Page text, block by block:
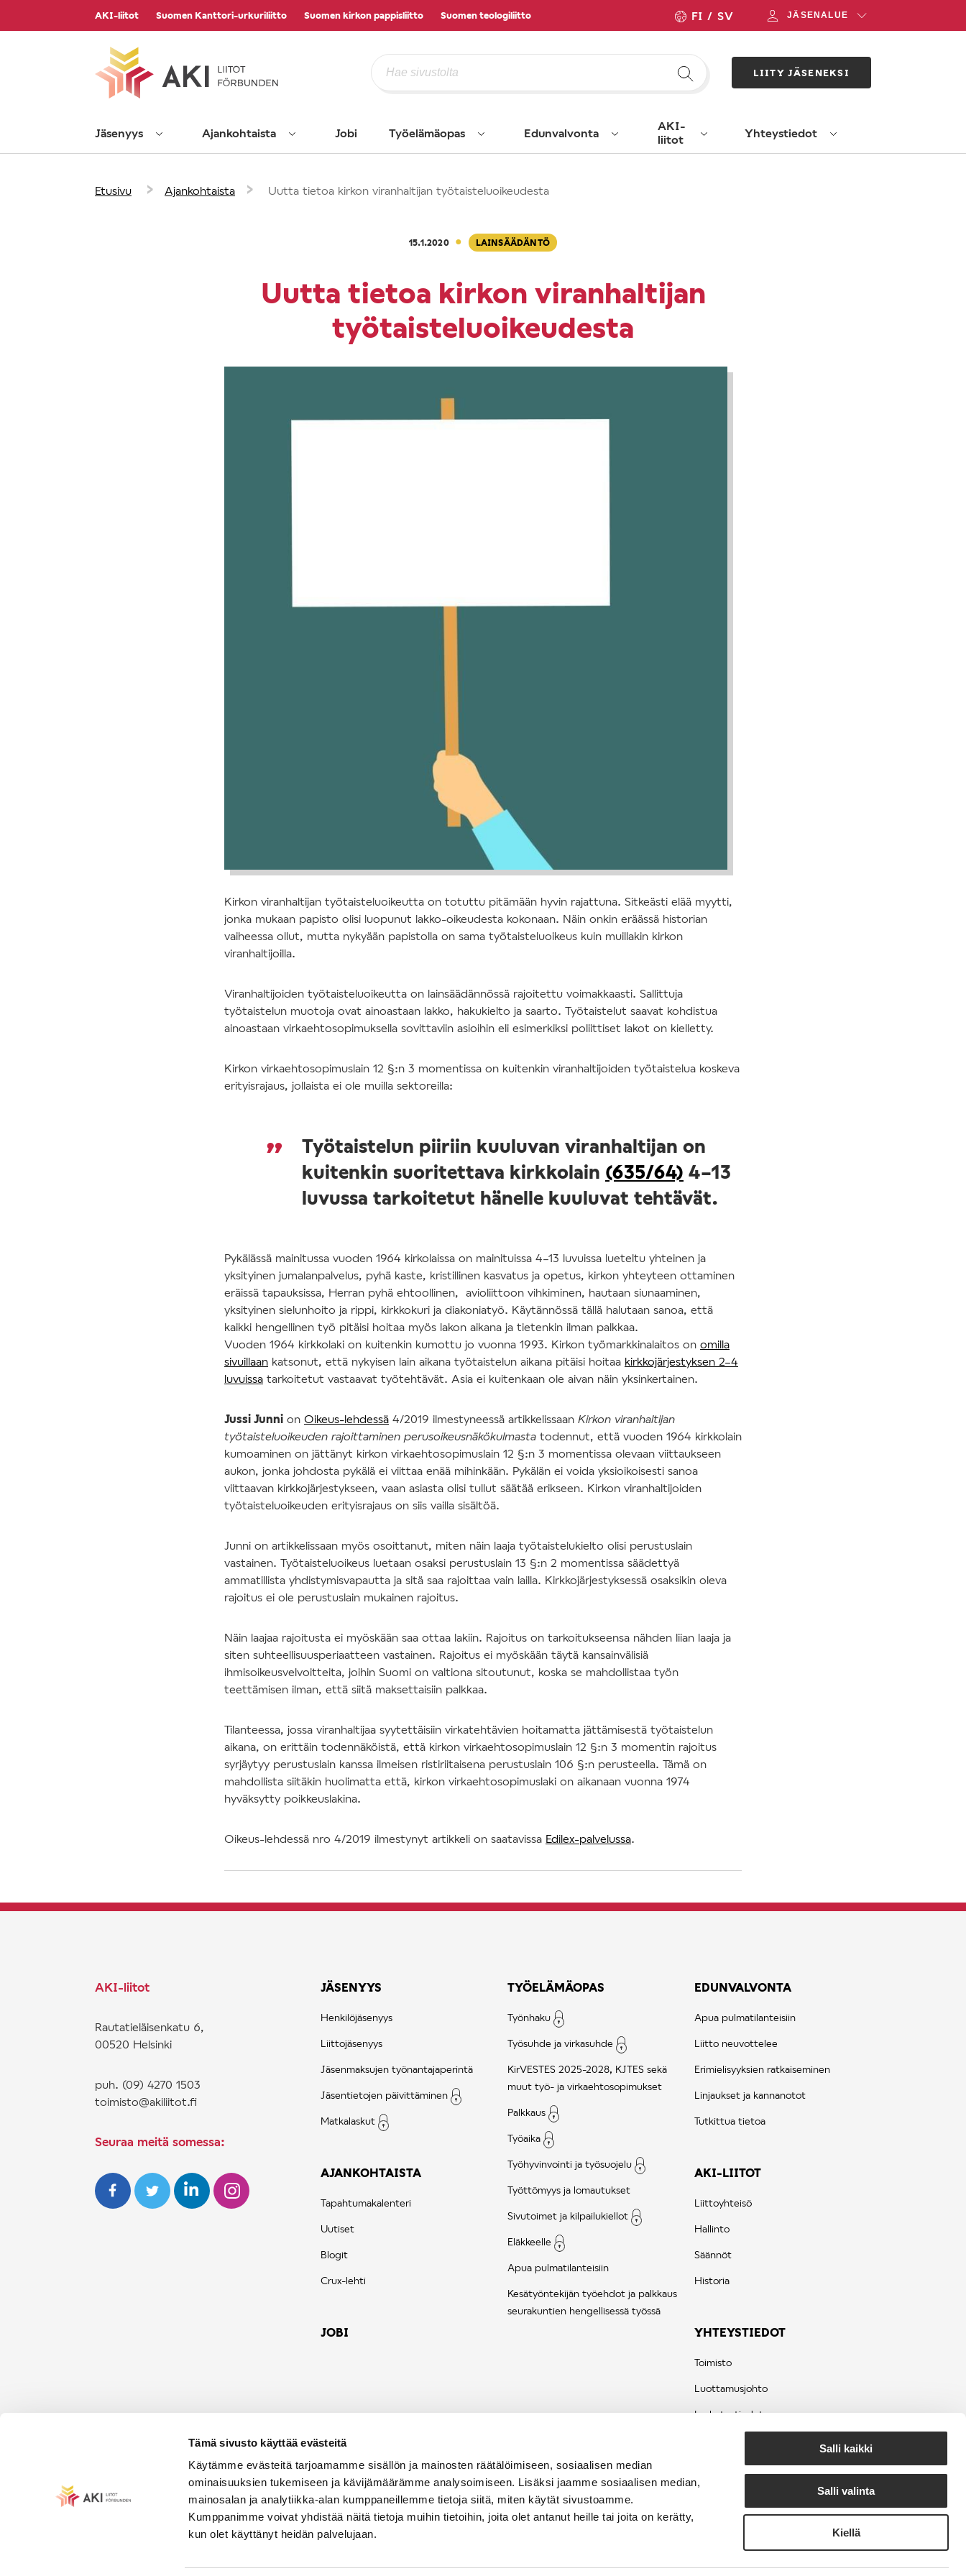
Tämä sivusto käyttää evästeitä
Käytämme evästeitä tarjoamamme sisällön ja mainosten räätälöimiseen, sosiaalisen median
ominaisuuksien tukemiseen ja kävijämäärämme analysoimiseen. Lisäksi jaamme sosiaalisen median,
mainosalan ja analytiikka-alan kumppaneillemme tietoja siitä, miten käytät sivustoamme.
Kumppanimme voivat yhdistää näitä tietoja muihin tietoihin, joita olet antanut heille tai joita on kerätty,
kun olet käyttänyt heidän palvelujaan.
Salli kaikki
Salli valinta
Kiellä
AKI-liitot Suomen Kanttori-urkuriliitto Suomen kirkon pappisliitto Suomen teologiliitto FI SV JÄSENALUE
LIITY JÄSENEKSI
Jäsenyys Ajankohtaista Jobi Työelämäopas Edunvalvonta
AKI-
liitot
Yhteystiedot
Etusivu › Ajankohtaista › Uutta tietoa kirkon viranhaltijan työtaisteluoikeudesta
15.1.2020· LAINSÄÄDÄNTÖ
Uutta tietoa kirkon viranhaltijan
työtaisteluoikeudesta
Kirkon viranhaltijan työtaisteluoikeutta on totuttu pitämään hyvin rajattuna. Sitkeästi elää myytti,
jonka mukaan papisto olisi luopunut lakko-oikeudesta kokonaan. Näin onkin eräässä historian
vaiheessa ollut, mutta nykyään papistolla on sama työtaisteluoikeus kuin muillakin kirkon
viranhaltijoilla.
Viranhaltijoiden työtaisteluoikeutta on lainsäädännössä rajoitettu voimakkaasti. Sallittuja
työtaistelun muotoja ovat ainoastaan lakko, hakukielto ja saarto. Työtaistelut saavat kohdistua
ainoastaan virkaehtosopimuksella sovittaviin asioihin eli esimerkiksi poliittiset lakot on kielletty.
Kirkon virkaehtosopimuslain 12 §:n 3 momentissa on kuitenkin viranhaltijoiden työtaistelua koskeva
erityisrajaus, jollaista ei ole muilla sektoreilla:
Työtaistelun piiriin kuuluvan viranhaltijan on
kuitenkin suoritettava kirkkolain (635/64) 4–13
luvussa tarkoitetut hänelle kuuluvat tehtävät.
Pykälässä mainitussa vuoden 1964 kirkolaissa on mainituissa 4–13 luvuissa lueteltu yhteinen ja
yksityinen jumalanpalvelus, pyhä kaste, kristillinen kasvatus ja opetus, kirkon yhteyteen ottaminen
eräissä tapauksissa, Herran pyhä ehtoollinen, avioliittoon vihkiminen, hautaan siunaaminen,
yksityinen sielunhoito ja rippi, kirkkokuri ja diakoniatyö. Käytännössä tällä halutaan sanoa, että
kaikki hengellinen työ pitäisi hoitaa myös lakon aikana ja tietenkin ilman palkkaa.
Vuoden 1964 kirkkolaki on kuitenkin kumottu jo vuonna 1993. Kirkon työmarkkinalaitos on omilla
sivuillaan katsonut, että nykyisen lain aikana työtaistelun aikana pitäisi hoitaa kirkkojärjestyksen 2–4
luvuissa tarkoitetut vastaavat työtehtävät. Asia ei kuitenkaan ole aivan näin yksinkertainen.
Jussi Junni on Oikeus-lehdessä 4/2019 ilmestyneessä artikkelissaan Kirkon viranhaltijan
työtaisteluoikeuden rajoittaminen perusoikeusnäkökulmasta todennut, että vuoden 1964 kirkkolain
kumoaminen on jättänyt kirkon virkaehtosopimuslain 12 §:n 3 momentissa olevaan viittaukseen
aukon, jonka johdosta pykälä ei viittaa enää mihinkään. Pykälän ei voida yksioikoisesti sanoa
viittaavan kirkkojärjestykseen, vaan asiasta olisi tullut säätää erikseen. Kirkon viranhaltijoiden
työtaisteluoikeuden erityisrajaus on siis vailla sisältöä.
Junni on artikkelissaan myös osoittanut, miten näin laaja työtaistelukielto olisi perustuslain
vastainen. Työtaisteluoikeus luetaan osaksi perustuslain 13 §:n 2 momentissa säädettyä
ammatillista yhdistymisvapautta ja sitä saa rajoittaa vain lailla. Kirkkojärjestyksessä osaksikin oleva
rajoitus ei ole perustuslain mukainen rajoitus.
Näin laajaa rajoitusta ei myöskään saa ottaa lakiin. Rajoitus on tarkoitukseensa nähden liian laaja ja
siten suhteellisuusperiaatteen vastainen. Rajoitus ei myöskään täytä kansainvälisiä
ihmisoikeusvelvoitteita, joihin Suomi on valtiona sitoutunut, koska se mahdollistaa työn
teettämisen ilman, että siitä maksettaisiin palkkaa.
Tilanteessa, jossa viranhaltijaa syytettäisiin virkatehtävien hoitamatta jättämisestä työtaistelun
aikana, on erittäin todennäköistä, että kirkon virkaehtosopimuslain 12 §:n 3 momentin rajoitus
syrjäytyy perustuslain kanssa ilmeisen ristiriitaisena perustuslain 106 §:n perusteella. Tämä on
mahdollista siitäkin huolimatta että, kirkon virkaehtosopimuslaki on aikanaan vuonna 1974
hyväksytty poikkeuslakina.
Oikeus-lehdessä nro 4/2019 ilmestynyt artikkeli on saatavissa Edilex-palvelussa.
AKI-liitot
Rautatieläisenkatu 6,
00520 Helsinki
puh. (09) 4270 1503
toimisto@akiliitot.fi
Seuraa meitä somessa:
JÄSENYYS
Henkilöjäsenyys
Liittojäsenyys
Jäsenmaksujen työnantajaperintä
Jäsentietojen päivittäminen
Matkalaskut
AJANKOHTAISTA
Tapahtumakalenteri
Uutiset
Blogit
Crux-lehti
JOBI
TYÖELÄMÄOPAS
Työnhaku
Työsuhde ja virkasuhde
KirVESTES 2025-2028, KJTES sekä
muut työ- ja virkaehtosopimukset
Palkkaus
Työaika
Työhyvinvointi ja työsuojelu
Työttömyys ja lomautukset
Sivutoimet ja kilpailukiellot
Eläkkeelle
Apua pulmatilanteisiin
Kesätyöntekijän työehdot ja palkkaus
seurakuntien hengellisessä työssä
EDUNVALVONTA
Apua pulmatilanteisiin
Liitto neuvottelee
Erimielisyyksien ratkaiseminen
Linjaukset ja kannanotot
Tutkittua tietoa
AKI-LIITOT
Liittoyhteisö
Hallinto
Säännöt
Historia
YHTEYSTIEDOT
Toimisto
Luottamusjohto
Laskutustiedot